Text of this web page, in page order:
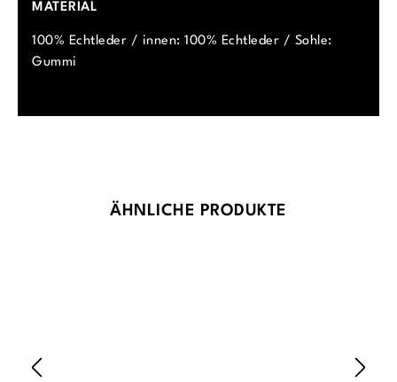
MATERIAL
100% Echtleder / innen: 100% Echtleder / Sohle:
Gummi
Produktgalerie überspringen
ÄHNLICHE PRODUKTE